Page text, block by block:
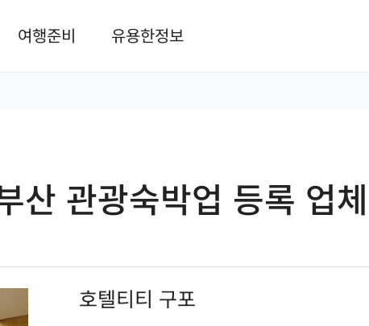
여행준비 유용한정보
산 관광숙박업 등록 업체
호텔티티 구포